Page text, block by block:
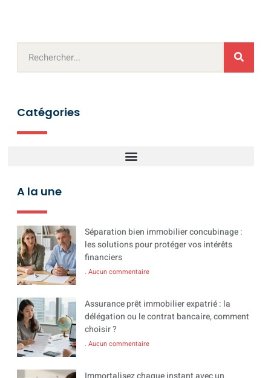
Catégories
A la une
Séparation bien immobilier concubinage :
les solutions pour protéger vos intérêts
financiers
Aucun commentaire
Assurance prêt immobilier expatrié : la
délégation ou le contrat bancaire, comment
choisir ?
Aucun commentaire